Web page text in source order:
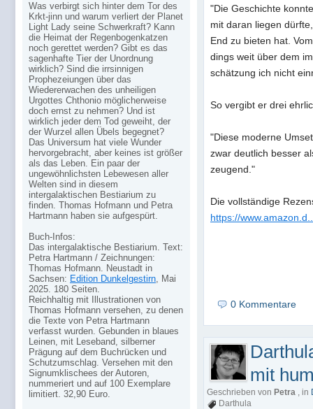
"Die Geschichte
mit daran lie­gen
End zu bie­ten hat.
dings weit über dem
schätzung ich nicht
So vergibt er drei
"Diese moderne
zwar deut­lich bes­ser
zeu­gend."
Die vollständige
https://
0 Kommentare
mit
Geschrieben von Petra , in
Darthula
Was verbirgt sich hinter dem Tor des
Krkt-jinn und warum verliert der Planet
Light Lady seine Schwerkraft? Kann
die Heimat der Regenbogenkatzen
noch gerettet werden? Gibt es das
sagenhafte Tier der Unordnung
wirklich? Sind die irrsinnigen
Prophezeiungen über das
Wiedererwachen des unheiligen
Urgottes Chthonio möglicherweise
doch ernst zu nehmen? Und ist
wirklich jeder dem Tod geweiht, der
der Wurzel allen Übels begegnet?
Das Universum hat viele Wunder
hervorgebracht, aber keines ist größer
als das Leben. Ein paar der
ungewöhnlichsten Lebewesen aller
Welten sind in diesem
intergalaktischen Bestiarium zu
finden. Thomas Hofmann und Petra
Hartmann haben sie aufgespürt.
Buch-Infos:
Das intergalaktische Bestiarium. Text:
Petra Hartmann / Zeichnungen:
Thomas Hofmann. Neustadt in
Sachsen: Edition Dunkelgestirn, Mai
2025. 180 Seiten.
Reichhaltig mit Illustrationen von
Thomas Hofmann versehen, zu denen
die Texte von Petra Hartmann
verfasst wurden. Gebunden in blaues
Leinen, mit Leseband, silberner
Prägung auf dem Buchrücken und
Schutzumschlag. Versehen mit den
Signumklischees der Autoren,
nummeriert und auf 100 Exemplare
limitiert. 32,90 Euro.